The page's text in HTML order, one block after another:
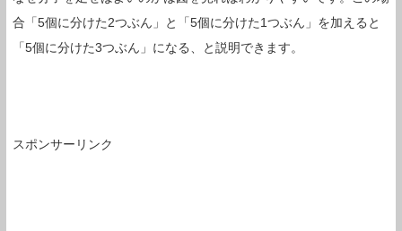
合「5個に分けた2つぶん」と「5個に分けた1つぶん」を加えると
「5個に分けた3つぶん」になる、と説明できます。
スポンサーリンク